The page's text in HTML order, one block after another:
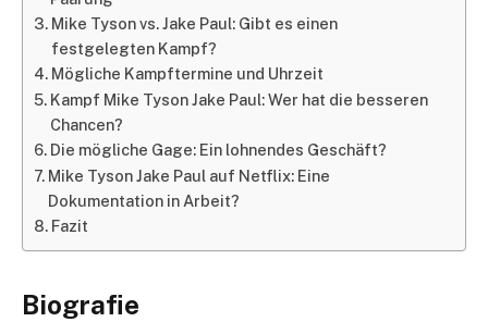
Mike Tyson vs. Jake Paul: Gibt es einen
festgelegten Kampf?
Mögliche Kampftermine und Uhrzeit
Kampf Mike Tyson Jake Paul: Wer hat die besseren
Chancen?
Die mögliche Gage: Ein lohnendes Geschäft?
Mike Tyson Jake Paul auf Netflix: Eine
Dokumentation in Arbeit?
Fazit
Biografie